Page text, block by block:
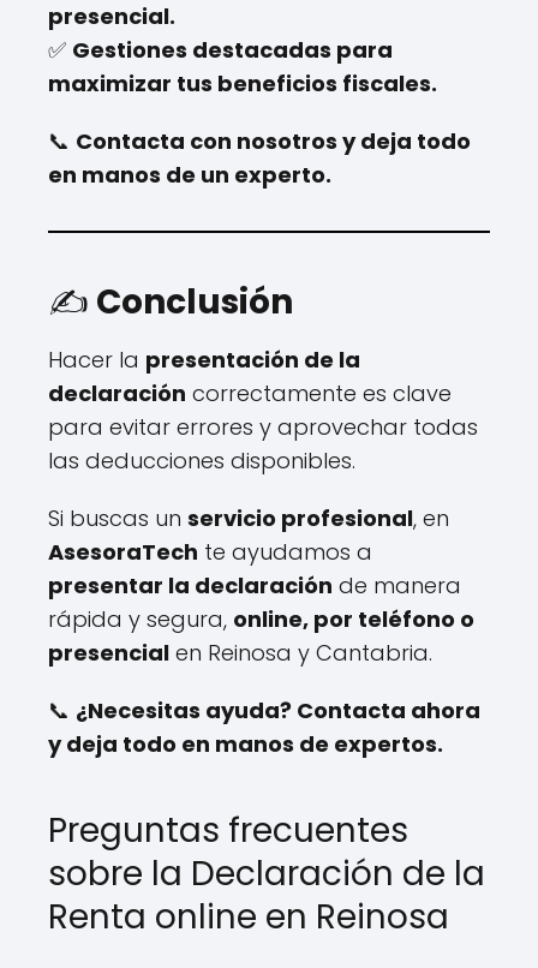
presencial.
✅ Gestiones destacadas para
maximizar tus beneficios fiscales.
📞 Contacta con nosotros y deja todo
en manos de un experto.
✍️ Conclusión
Hacer la presentación de la
declaración correctamente es clave
para evitar errores y aprovechar todas
las deducciones disponibles.
Si buscas un servicio profesional, en
AsesoraTech te ayudamos a
presentar la declaración de manera
rápida y segura, online, por teléfono o
presencial en Reinosa y Cantabria.
📞 ¿Necesitas ayuda? Contacta ahora
y deja todo en manos de expertos.
Preguntas frecuentes
sobre la Declaración de la
Renta online en Reinosa